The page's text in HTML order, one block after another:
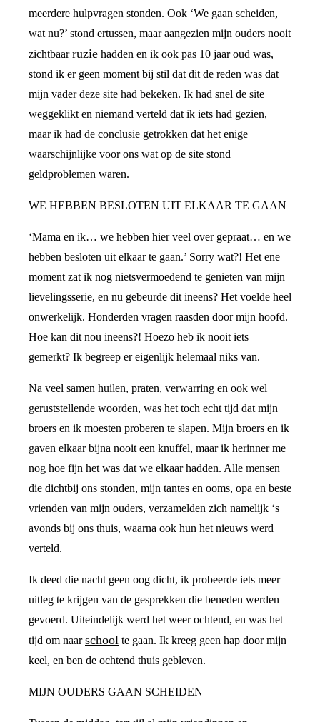
meerdere hulpvragen stonden. Ook ‘We gaan scheiden,
wat nu?’ stond ertussen, maar aangezien mijn ouders nooit
zichtbaarruzie hadden en ik ook pas 10 jaar oud was,
stond ik er geen moment bij stil dat dit de reden was dat
mijn vader deze site had bekeken. Ik had snel de site
weggeklikt en niemand verteld dat ik iets had gezien,
maar ik had de conclusie getrokken dat het enige
waarschijnlijke voor ons wat op de site stond
geldproblemen waren.
WE HEBBEN BESLOTEN UIT ELKAAR TE GAAN
‘Mama en ik… we hebben hier veel over gepraat… en we
hebben besloten uit elkaar te gaan.’ Sorry wat?! Het ene
moment zat ik nog nietsvermoedend te genieten van mijn
lievelingsserie, en nu gebeurde dit ineens? Het voelde heel
onwerkelijk. Honderden vragen raasden door mijn hoofd.
Hoe kan dit nou ineens?! Hoezo heb ik nooit iets
gemerkt? Ik begreep er eigenlijk helemaal niks van.
Na veel samen huilen, praten, verwarring en ook wel
geruststellende woorden, was het toch echt tijd dat mijn
broers en ik moesten proberen te slapen. Mijn broers en ik
gaven elkaar bijna nooit een knuffel, maar ik herinner me
nog hoe fijn het was dat we elkaar hadden. Alle mensen
die dichtbij ons stonden, mijn tantes en ooms, opa en beste
vrienden van mijn ouders, verzamelden zich namelijk ‘s
avonds bij ons thuis, waarna ook hun het nieuws werd
verteld.
Ik deed die nacht geen oog dicht, ik probeerde iets meer
uitleg te krijgen van de gesprekken die beneden werden
gevoerd. Uiteindelijk werd het weer ochtend, en was het
tijd om naarschool te gaan. Ik kreeg geen hap door mijn
keel, en ben de ochtend thuis gebleven.
MIJN OUDERS GAAN SCHEIDEN